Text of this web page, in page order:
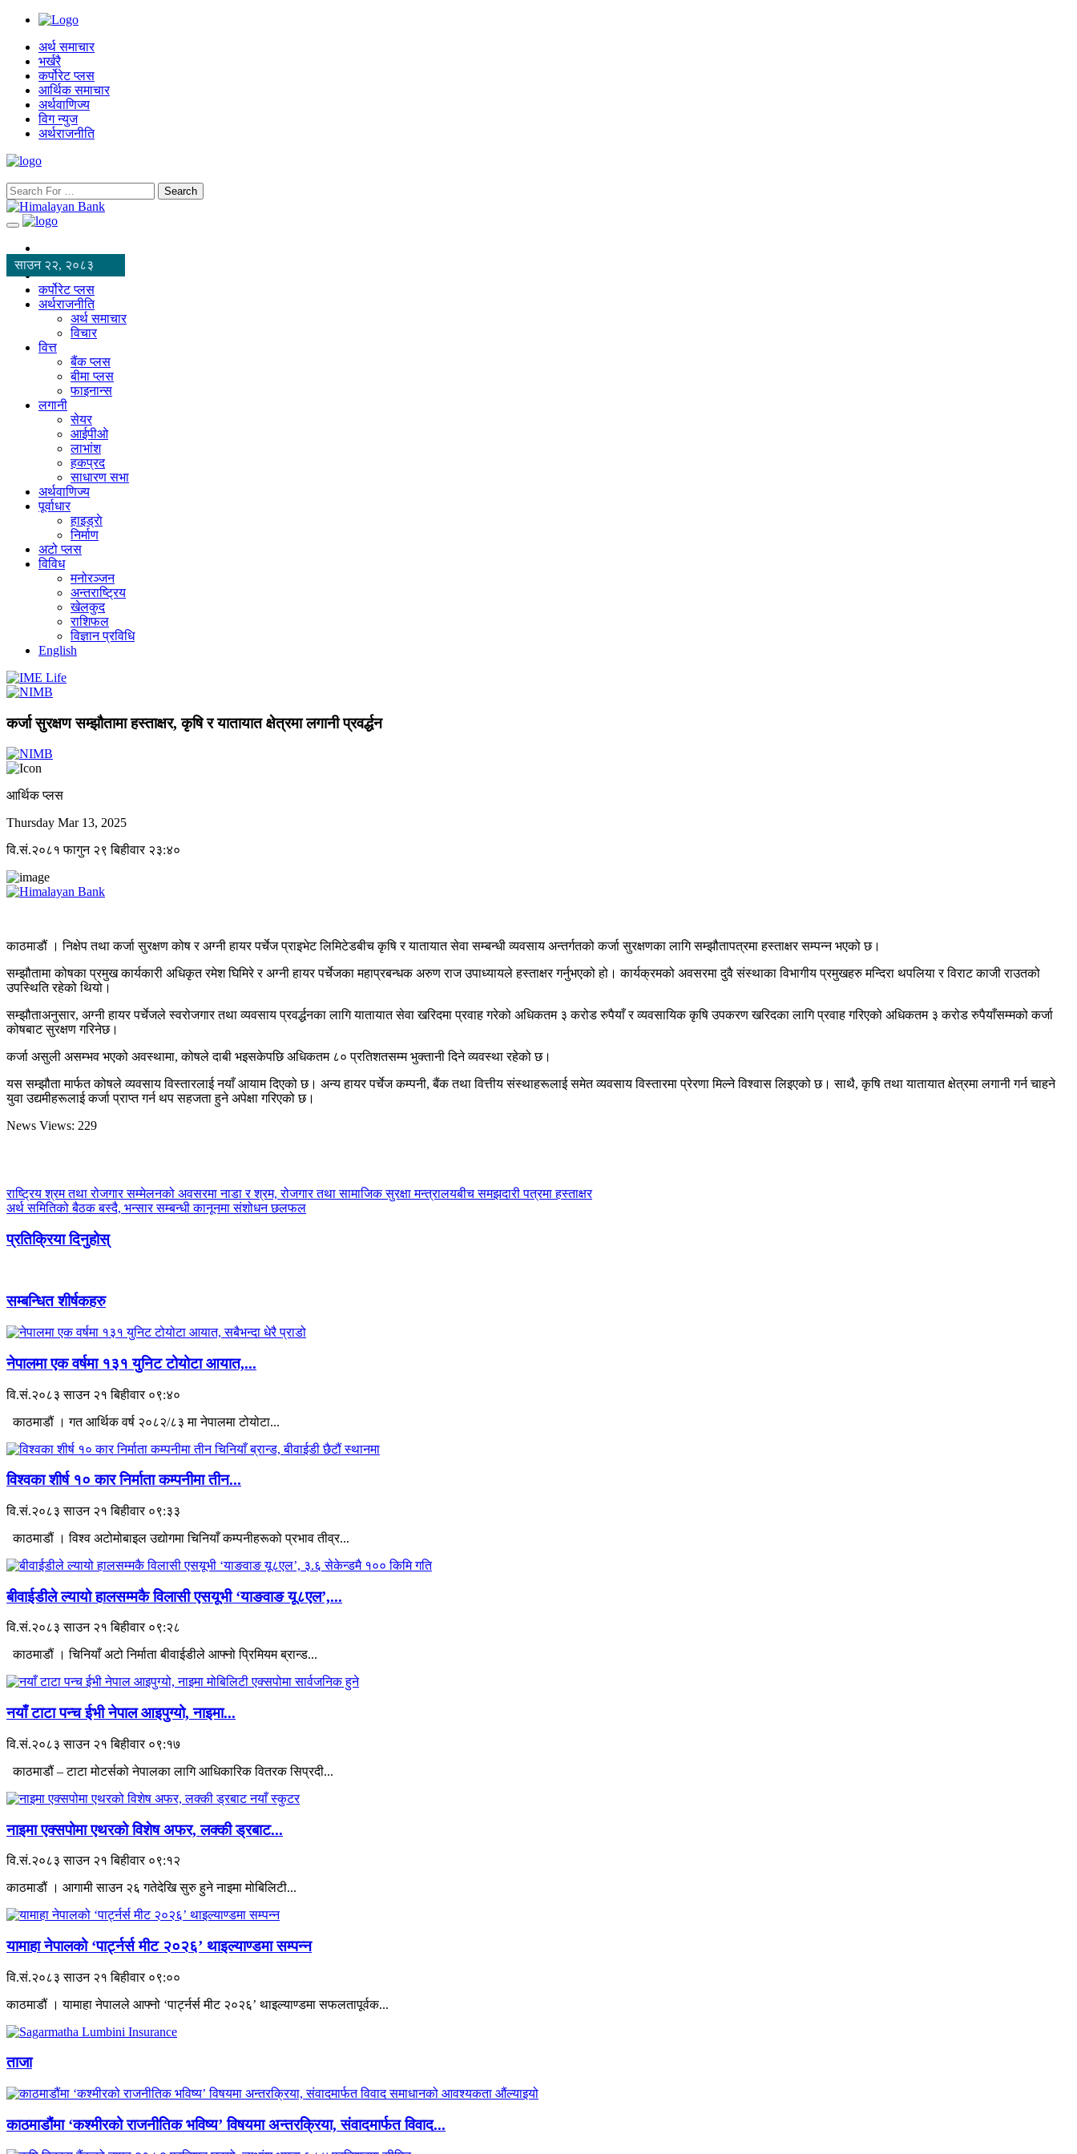
अर्थ समाचार
भर्खरै
कर्पोरेट प्लस
आर्थिक समाचार
अर्थवाणिज्य
विग न्युज
अर्थराजनीति
Search
साउन २२, २०८३
कर्पोरेट प्लस
अर्थराजनीति
अर्थ समाचार
विचार
वित्त
बैंक प्लस
बीमा प्लस
फाइनान्स
लगानी
सेयर
आईपीओ
लाभांश
हकप्रद
साधारण सभा
अर्थवाणिज्य
पूर्वाधार
हाइड्राे
निर्माण
अटो प्लस
विविध
मनोरञ्जन
अन्तराष्ट्रिय
खेलकुद
राशिफल
विज्ञान प्रविधि
English
कर्जा सुरक्षण सम्झौतामा हस्ताक्षर, कृषि र यातायात क्षेत्रमा लगानी प्रवर्द्धन
आर्थिक प्लस
Thursday Mar 13, 2025
वि.सं.२०८१ फागुन २९ बिहीवार २३:४०
काठमाडौं । निक्षेप तथा कर्जा सुरक्षण कोष र अग्नी हायर पर्चेज प्राइभेट लिमिटेडबीच कृषि र यातायात सेवा सम्बन्धी व्यवसाय अन्तर्गतको कर्जा सुरक्षणका लागि सम्झौतापत्रमा हस्ताक्षर सम्पन्न भएको छ।
सम्झौतामा कोषका प्रमुख कार्यकारी अधिकृत रमेश घिमिरे र अग्नी हायर पर्चेजका महाप्रबन्धक अरुण राज उपाध्यायले हस्ताक्षर गर्नुभएको हो। कार्यक्रमको अवसरमा दुवै संस्थाका विभागीय प्रमुखहरु मन्दिरा थपलिया र विराट काजी राउतको
उपस्थिति रहेको थियो।
सम्झौताअनुसार, अग्नी हायर पर्चेजले स्वरोजगार तथा व्यवसाय प्रवर्द्धनका लागि यातायात सेवा खरिदमा प्रवाह गरेको अधिकतम ३ करोड रुपैयाँ र व्यवसायिक कृषि उपकरण खरिदका लागि प्रवाह गरिएको अधिकतम ३ करोड रुपैयाँसम्मको कर्जा
कोषबाट सुरक्षण गरिनेछ।
कर्जा असुली असम्भव भएको अवस्थामा, कोषले दाबी भइसकेपछि अधिकतम ८० प्रतिशतसम्म भुक्तानी दिने व्यवस्था रहेको छ।
यस सम्झौता मार्फत कोषले व्यवसाय विस्तारलाई नयाँ आयाम दिएको छ। अन्य हायर पर्चेज कम्पनी, बैंक तथा वित्तीय संस्थाहरूलाई समेत व्यवसाय विस्तारमा प्रेरणा मिल्ने विश्वास लिइएको छ। साथै, कृषि तथा यातायात क्षेत्रमा लगानी गर्न चाहने
युवा उद्यमीहरूलाई कर्जा प्राप्त गर्न थप सहजता हुने अपेक्षा गरिएको छ।
News Views: 229
राष्ट्रिय श्रम तथा रोजगार सम्मेलनको अवसरमा नाडा र श्रम, रोजगार तथा सामाजिक सुरक्षा मन्त्रालयबीच समझदारी पत्रमा हस्ताक्षर
अर्थ समितिको बैठक बस्दै, भन्सार सम्बन्धी कानूनमा संशोधन छलफल
प्रतिक्रिया दिनुहोस्
सम्बन्धित शीर्षकहरु
नेपालमा एक वर्षमा १३१ युनिट टोयोटा आयात,...
वि.सं.२०८३ साउन २१ बिहीवार ०९:४०
काठमाडौं । गत आर्थिक वर्ष २०८२/८३ मा नेपालमा टोयोटा...
विश्वका शीर्ष १० कार निर्माता कम्पनीमा तीन...
वि.सं.२०८३ साउन २१ बिहीवार ०९:३३
काठमाडौं । विश्व अटोमोबाइल उद्योगमा चिनियाँ कम्पनीहरूको प्रभाव तीव्र...
बीवाईडीले ल्यायो हालसम्मकै विलासी एसयूभी ‘याङवाङ यू८एल’,...
वि.सं.२०८३ साउन २१ बिहीवार ०९:२८
काठमाडौं । चिनियाँ अटो निर्माता बीवाईडीले आफ्नो प्रिमियम ब्रान्ड...
नयाँ टाटा पन्च ईभी नेपाल आइपुग्यो, नाइमा...
वि.सं.२०८३ साउन २१ बिहीवार ०९:१७
काठमाडौं – टाटा मोटर्सको नेपालका लागि आधिकारिक वितरक सिप्रदी...
नाइमा एक्सपोमा एथरको विशेष अफर, लक्की ड्रबाट...
वि.सं.२०८३ साउन २१ बिहीवार ०९:१२
काठमाडौं । आगामी साउन २६ गतेदेखि सुरु हुने नाइमा मोबिलिटी...
यामाहा नेपालको ‘पार्ट्नर्स मीट २०२६’ थाइल्याण्डमा सम्पन्न
वि.सं.२०८३ साउन २१ बिहीवार ०९:००
काठमाडौं । यामाहा नेपालले आफ्नो ‘पार्ट्नर्स मीट २०२६’ थाइल्याण्डमा सफलतापूर्वक...
ताजा
काठमाडौंमा ‘कश्मीरको राजनीतिक भविष्य’ विषयमा अन्तरक्रिया, संवादमार्फत विवाद...